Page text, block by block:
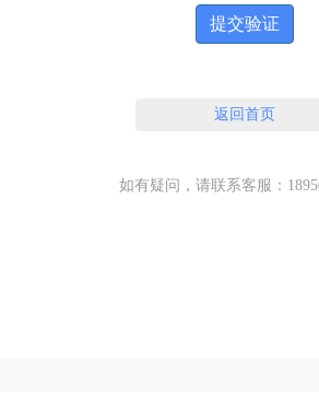
提交验证
返回首页
如有疑问，请联系客服：